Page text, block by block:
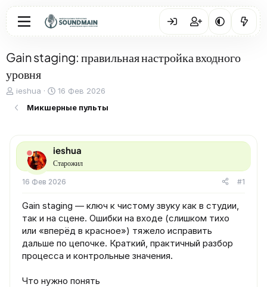
Gain staging: правильная настройка входного
уровня
А
т
р
т
м
ieshua
Д
т
н
а
ч
а
а
16 Фев 2026
Микшерные пульты
ieshua
Старожил
16 Фев 2026 #1
Gain staging — ключ к чистому звуку как в студии,
так и на сцене. Ошибки на входе (слишком тихо
или «вперёд в красное») тяжело исправить
дальше по цепочке. Краткий, практичный разбор
процесса и контрольные значения.
Что нужно понять